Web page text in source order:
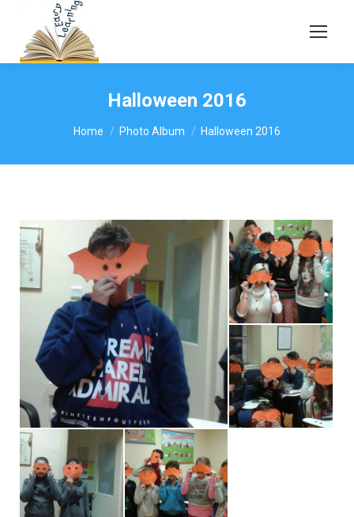
Halloween 2016
You are here:
Home Photo Album Halloween 2016